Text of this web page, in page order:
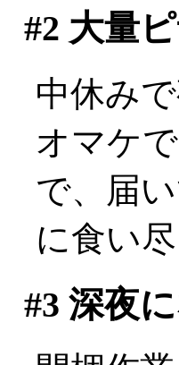
#2 大量
中休み
オマケ
で、届
に食い
#3 深夜